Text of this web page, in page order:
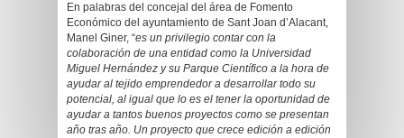
En palabras del concejal del área de Fomento
Económico del ayuntamiento de Sant Joan d’Alacant,
Manel Giner, “es un privilegio contar con la
colaboración de una entidad como la Universidad
Miguel Hernández y su Parque Científico a la hora de
ayudar al tejido emprendedor a desarrollar todo su
potencial, al igual que lo es el tener la oportunidad de
ayudar a tantos buenos proyectos como se presentan
año tras año. Un proyecto que crece edición a edición